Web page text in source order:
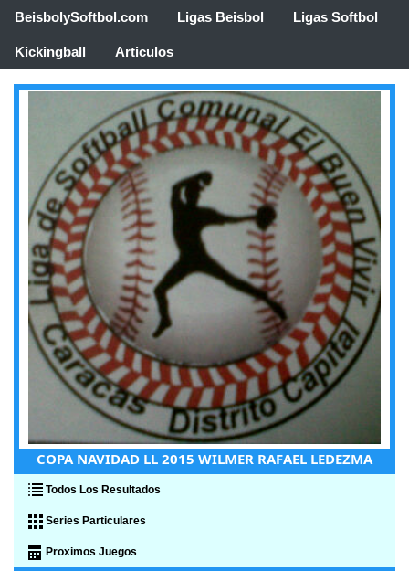
BeisbolySoftbol.com Ligas Beisbol Ligas Softbol
Kickingball Articulos
COPA NAVIDAD LL 2015 WILMER RAFAEL LEDEZMA
Todos Los Resultados
Series Particulares
Proximos Juegos